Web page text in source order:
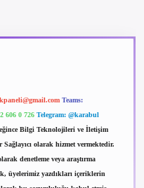
Teams:
606 0 726 Telegram: @karabul
Bilgi Teknolojileri ve İletişim
olarak hizmet vermektedir.
denetleme veya araştırma
üyelerimiz yazdıkları içeriklerin